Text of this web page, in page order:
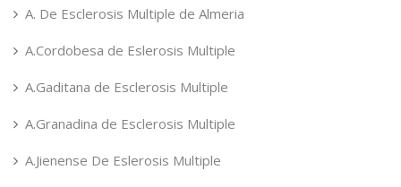
A. De Esclerosis Multiple de Almeria
A.Cordobesa de Eslerosis Multiple
A.Gaditana de Esclerosis Multiple
A.Granadina de Esclerosis Multiple
A.Jienense De Eslerosis Multiple